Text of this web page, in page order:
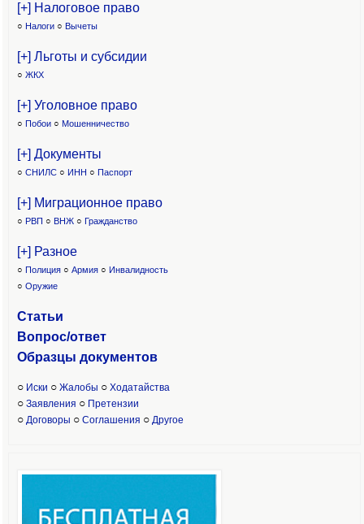
[+] Налоговое право
○ Налоги ○ Вычеты
[+] Льготы и субсидии
○ ЖКХ
[+] Уголовное право
○ Побои ○ Мошенничество
[+] Документы
○ СНИЛС ○ ИНН ○ Паспорт
[+] Миграционное право
○ РВП ○ ВНЖ ○ Гражданство
[+] Разное
○ Полиция ○ Армия ○ Инвалидность
○ Оружие
Статьи
Вопрос/ответ
Образцы документов
○ Иски ○ Жалобы ○ Ходатайства
○ Заявления ○ Претензии
○ Договоры ○ Соглашения ○ Другое